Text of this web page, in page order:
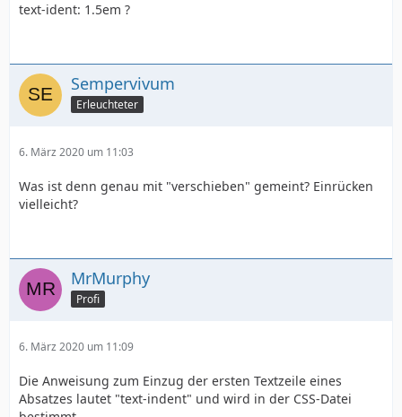
text-ident: 1.5em ?
Sempervivum
Erleuchteter
6. März 2020 um 11:03
Was ist denn genau mit "verschieben" gemeint? Einrücken
vielleicht?
MrMurphy
Profi
6. März 2020 um 11:09
Die Anweisung zum Einzug der ersten Textzeile eines
Absatzes lautet "text-indent" und wird in der CSS-Datei